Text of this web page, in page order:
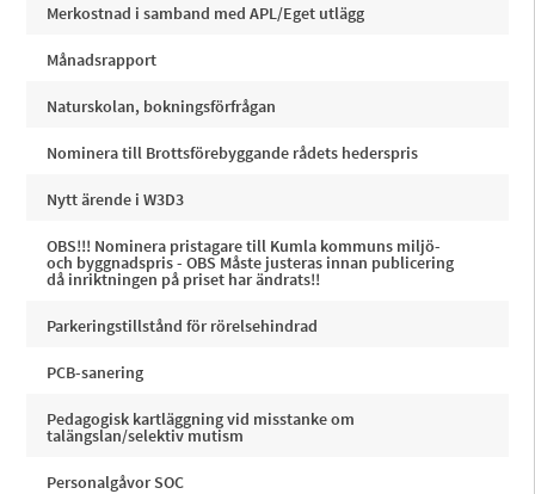
Merkostnad i samband med APL/Eget utlägg
Månadsrapport
Naturskolan, bokningsförfrågan
Nominera till Brottsförebyggande rådets hederspris
Nytt ärende i W3D3
OBS!!! Nominera pristagare till Kumla kommuns miljö-
och byggnadspris - OBS Måste justeras innan publicering
då inriktningen på priset har ändrats!!
Parkeringstillstånd för rörelsehindrad
PCB-sanering
Pedagogisk kartläggning vid misstanke om
talängslan/selektiv mutism
Personalgåvor SOC